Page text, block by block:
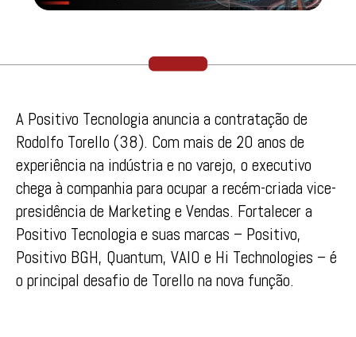
A Positivo Tecnologia anuncia a contratação de
Rodolfo Torello (38). Com mais de 20 anos de
experiência na indústria e no varejo, o executivo
chega à companhia para ocupar a recém-criada vice-
presidência de Marketing e Vendas. Fortalecer a
Positivo Tecnologia e suas marcas – Positivo,
Positivo BGH, Quantum, VAIO e Hi Technologies – é
o principal desafio de Torello na nova função.